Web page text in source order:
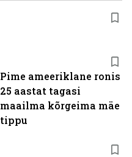
Pime ameeriklane ronis
25 aastat tagasi
maailma kõrgeima mäe
tippu